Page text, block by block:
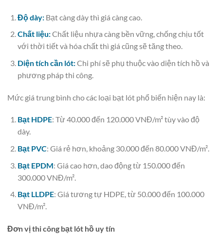
Độ dày:Bạt càng dày thì giá càng cao.
Chất liệu:Chất liệu nhựa càng bền vững, chống chịu tốt
với thời tiết và hóa chất thì giá cũng sẽ tăng theo.
Diện tích cần lót:Chi phí sẽ phụ thuộc vào diện tích hồ và
phương pháp thi công.
Mức giá trung bình cho các loại bạt lót phổ biến hiện nay là:
Bạt HDPE: Từ 40.000 đến 120.000 VNĐ/m² tùy vào độ
dày.
Bạt PVC: Giá rẻ hơn, khoảng 30.000 đến 80.000 VNĐ/m².
Bạt EPDM: Giá cao hơn, dao động từ 150.000 đến
300.000 VNĐ/m².
Bạt LLDPE: Giá tương tự HDPE, từ 50.000 đến 100.000
VNĐ/m².
Đơn vị thi công bạt lót hồ uy tín